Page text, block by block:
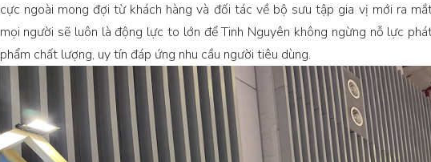
cực ngoài mong đợi từ khách hàng và đối tác về bộ sưu tập gia vị mới ra
mọi người sẽ luôn là động lực to lớn để Tinh Nguyên không ngừng nỗ lực
phẩm chất lượng, uy tín đáp ứng nhu cầu người tiêu dùng.